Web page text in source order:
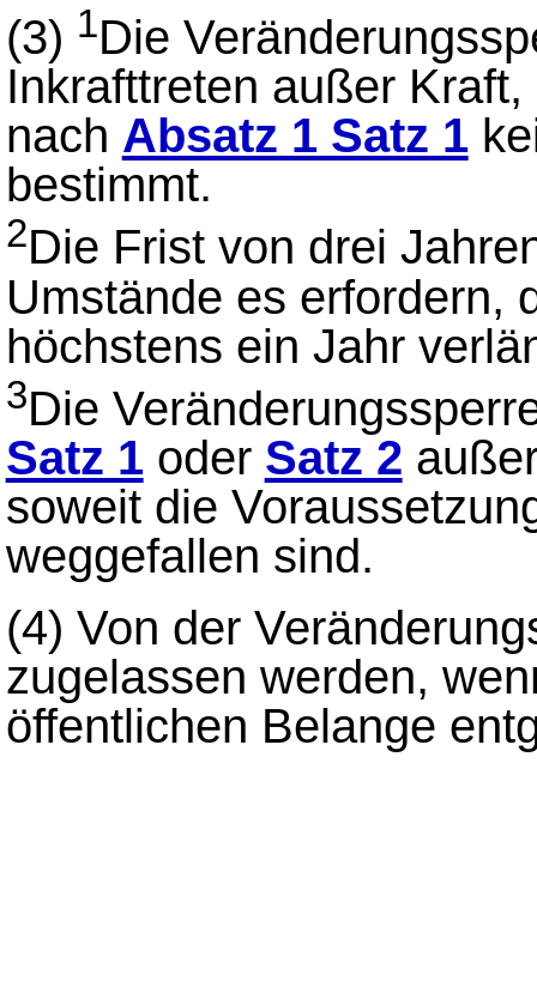
(3) 1Die
Inkrafttreten außer
nach Absatz 1 Satz 1
bestimmt.
2Die Frist von drei
Umstände es erfordern,
höchstens ein Jahr
3Die
Satz 1oder Satz 2
soweit die
weggefallen sind.
(4) Von der
zugelassen werden,
öffentlichen Belange